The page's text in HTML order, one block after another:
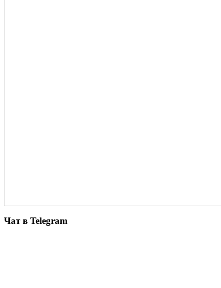
Чат в Telegram